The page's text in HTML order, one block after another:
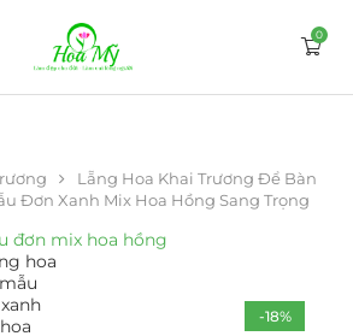
0
Lẵng Hoa Khai Trương Để Bàn
Đơn Xanh Mix Hoa Hồng Sang Trọng
-18%